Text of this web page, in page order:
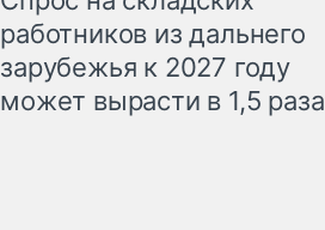
работников из дальнего
зарубежья к 2027 году
может вырасти в 1,5 раза